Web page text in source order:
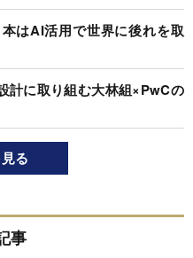
はAI活用で世界に後れを取
計に取り組む大林組×PwCの
る
事